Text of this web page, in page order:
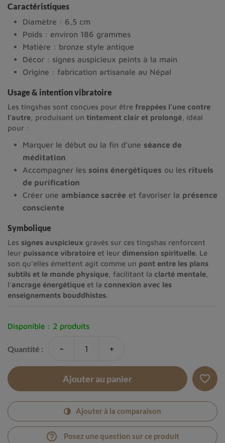
Caractéristiques
Diamètre : 6,5 cm
Poids : environ 186 grammes
Matière : bronze style antique
Décor : signes auspicieux peints à la main
Origine : fabrication artisanale au Népal
Usage & intention vibratoire
Les tingshas sont conçues pour être frappées l’une contre
l’autre , produisant un tintement clair et prolongé , idéal
pour :
Marquer le début ou la fin d’une séance de
méditation
Accompagner les soins énergétiques ou les rituels
de purification
Créer une ambiance sacrée et favoriser la présence
consciente
Symbolique
Les signes auspicieux gravés sur ces tingshas renforcent
leur puissance vibratoire et leur dimension spirituelle. Le
son qu’elles émettent agit comme un pont entre les plans
subtils et le monde physique , facilitant la clarté mentale
l’ancrage énergétique et la connexion avec les
enseignements bouddhistes.
Disponible : 2 produits
Quantité : - +
Ajouter au panier favorite_border
Ajouter à la comparaison
help_outline Posez une question sur ce produit